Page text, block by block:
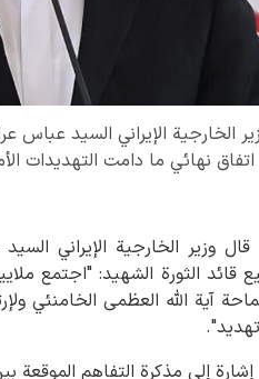
الخارجية الإيراني السيد
نهائي ما دامت التهديدات
وزير الخارجية الإيراني
الثورة الشهيد: "اجتمع
آية الله العظمى الخامنئي